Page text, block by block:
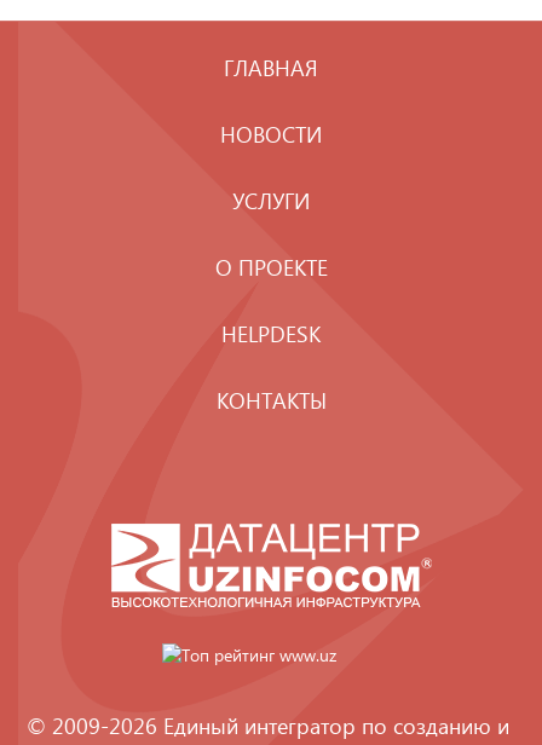
ГЛАВНАЯ
НОВОСТИ
УСЛУГИ
О ПРОЕКТЕ
HELPDESK
КОНТАКТЫ
© 2009-2026 Единый интегратор по созданию и